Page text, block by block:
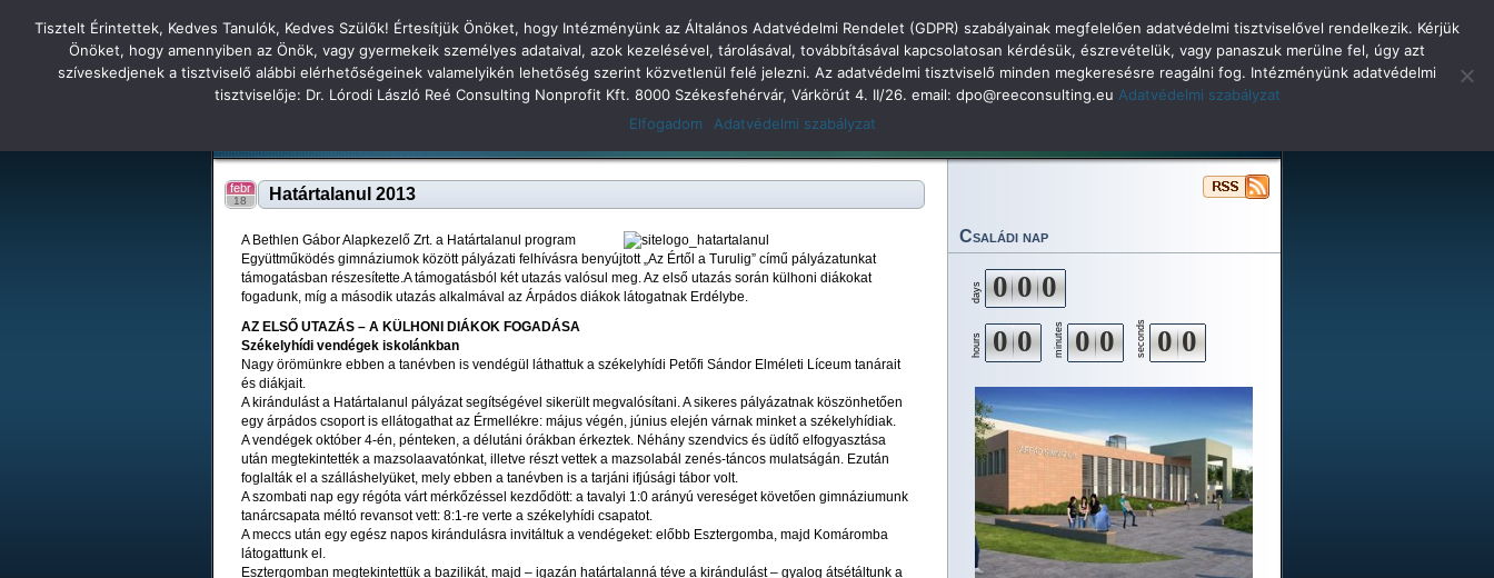
Főoldal Hírek Tudás Állandóság Gondolkodás
Tatabányai Árpád Gimnázium 2
Határtalanul 2013
febr
18
A Bethlen Gábor Alapkezelő Zrt. a Határtalanul program
Együttműködés gimnáziumok között pályázati felhívásra benyújtott „Az Értől a Turulig” című pályázatunkat
támogatásban részesítette.A támogatásból két utazás valósul meg. Az első utazás során külhoni diákokat
fogadunk, míg a második utazás alkalmával az Árpádos diákok látogatnak Erdélybe.
AZ ELSŐ UTAZÁS – A KÜLHONI DIÁKOK FOGADÁSA
Székelyhídi vendégek iskolánkban
Nagy örömünkre ebben a tanévben is vendégül láthattuk a székelyhídi Petőfi Sándor Elméleti Líceum tanárait
és diákjait.
A kirándulást a Határtalanul pályázat segítségével sikerült megvalósítani. A sikeres pályázatnak köszönhetően
egy árpádos csoport is ellátogathat az Érmellékre: május végén, június elején várnak minket a székelyhídiak.
A vendégek október 4-én, pénteken, a délutáni órákban érkeztek. Néhány szendvics és üdítő elfogyasztása
után megtekintették a mazsolaavatónkat, illetve részt vettek a mazsolabál zenés-táncos mulatságán. Ezután
foglalták el a szálláshelyüket, mely ebben a tanévben is a tarjáni ifjúsági tábor volt.
A szombati nap egy régóta várt mérkőzéssel kezdődött: a tavalyi 1:0 arányú vereséget követően gimnáziumunk
tanárcsapata méltó revansot vett: 8:1-re verte a székelyhídi csapatot.
A meccs után egy egész napos kirándulásra invitáltuk a vendégeket: előbb Esztergomba, majd Komáromba
látogattunk el.
Esztergomban megtekintettük a bazilikát, majd – igazán határtalanná téve a kirándulást – gyalog átsétáltunk a
Tatabányai Árpád Gimnázium 2
Családi nap
days 0 0 0
hours 0 0 minutes 0 0 seconds 0 0
Tisztelt Érintettek, Kedves Tanulók, Kedves Szülők! Értesítjük Önöket, hogy Intézményünk az Általános Adatvédelmi Rendelet (GDPR) szabályainak megfelelően adatvédelmi tisztviselővel rendelkezik. Kérjük
Önöket, hogy amennyiben az Önök, vagy gyermekeik személyes adataival, azok kezelésével, tárolásával, továbbításával kapcsolatosan kérdésük, észrevételük, vagy panaszuk merülne fel, úgy azt
szíveskedjenek a tisztviselő alábbi elérhetőségeinek valamelyikén lehetőség szerint közvetlenül felé jelezni. Az adatvédelmi tisztviselő minden megkeresésre reagálni fog. Intézményünk adatvédelmi
tisztviselője: Dr. Lórodi László Reé Consulting Nonprofit Kft. 8000 Székesfehérvár, Várkörút 4. II/26. email: dpo@reeconsulting.eu Adatvédelmi szabályzat
Elfogadom
Adatvédelmi szabályzat